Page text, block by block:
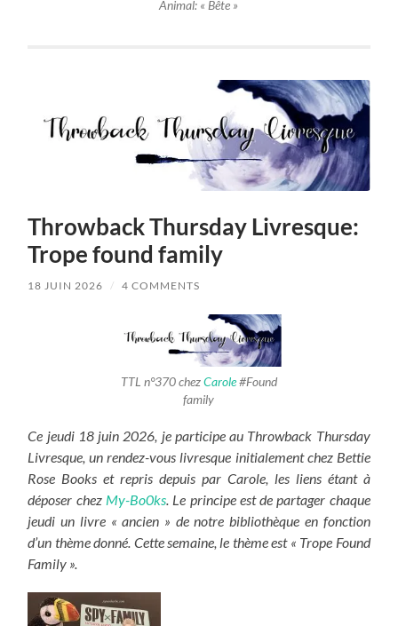
Animal: « Bête »
Throwback Thursday Livresque:
Trope found family
18 JUIN 2026 / 4 COMMENTS
TTL n°370 chezCarole#Found
family
Ce jeudi 18 juin 2026, je participe au Throwback Thursday
Livresque, un rendez-vous livresque initialement chez Bettie
Rose Books et repris depuis par Carole, les liens étant à
déposer chez My-Bo0ks. Le principe est de partager chaque
jeudi un livre « ancien » de notre bibliothèque en fonction
d’un thème donné. Cette semaine, le thème est « Trope Found
Family ».